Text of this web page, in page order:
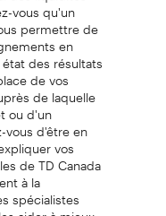
vous qu'un
permettre de
en
des résultats
de vos
de laquelle
ou d'un
d'être en
vos
de TD Canada
à la
spécialistes
aider à mieux